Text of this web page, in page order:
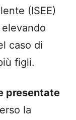
(ISEE)
caso di
figli.
presentate
la